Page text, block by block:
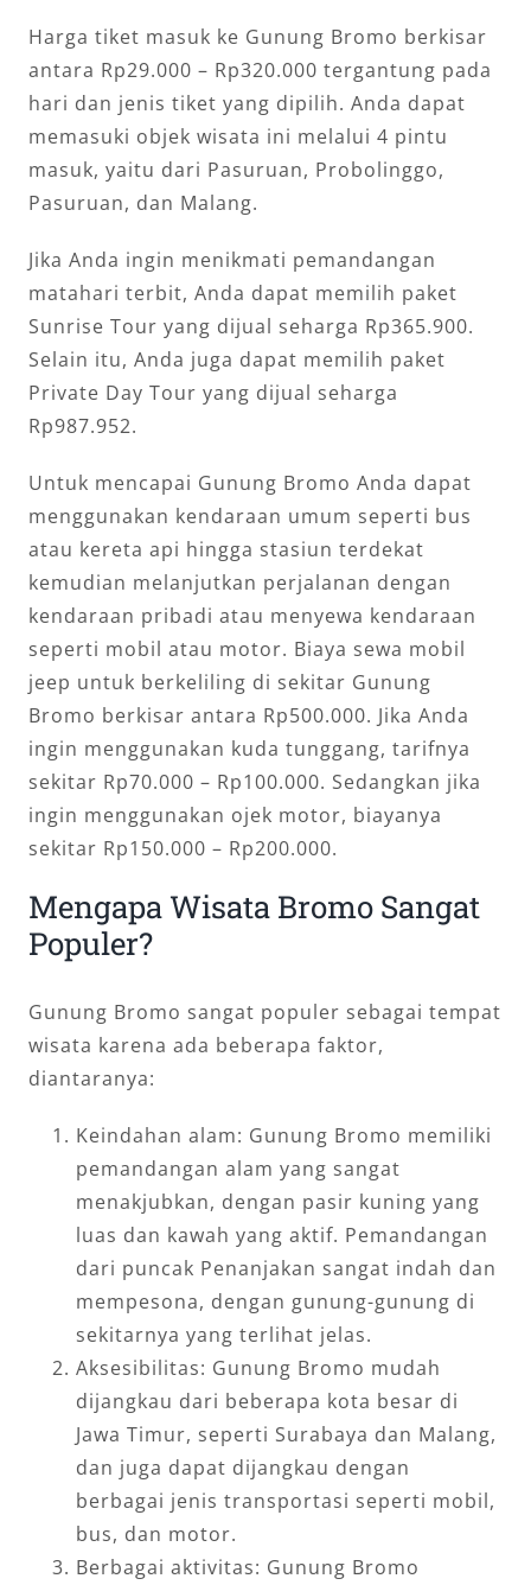
Harga tiket masuk ke Gunung Bromo berkisar
antara Rp29.000 – Rp320.000 tergantung pada
hari dan jenis tiket yang dipilih. Anda dapat
memasuki objek wisata ini melalui 4 pintu
masuk, yaitu dari Pasuruan, Probolinggo,
Pasuruan, dan Malang.
Jika Anda ingin menikmati pemandangan
matahari terbit, Anda dapat memilih paket
Sunrise Tour yang dijual seharga Rp365.900.
Selain itu, Anda juga dapat memilih paket
Private Day Tour yang dijual seharga
Rp987.952.
Untuk mencapai Gunung Bromo Anda dapat
menggunakan kendaraan umum seperti bus
atau kereta api hingga stasiun terdekat
kemudian melanjutkan perjalanan dengan
kendaraan pribadi atau menyewa kendaraan
seperti mobil atau motor. Biaya sewa mobil
jeep untuk berkeliling di sekitar Gunung
Bromo berkisar antara Rp500.000. Jika Anda
ingin menggunakan kuda tunggang, tarifnya
sekitar Rp70.000 – Rp100.000. Sedangkan jika
ingin menggunakan ojek motor, biayanya
sekitar Rp150.000 – Rp200.000.
Mengapa Wisata Bromo Sangat
Populer?
Gunung Bromo sangat populer sebagai tempat
wisata karena ada beberapa faktor,
diantaranya:
Keindahan alam: Gunung Bromo memiliki
pemandangan alam yang sangat
menakjubkan, dengan pasir kuning yang
luas dan kawah yang aktif. Pemandangan
dari puncak Penanjakan sangat indah dan
mempesona, dengan gunung-gunung di
sekitarnya yang terlihat jelas.
Aksesibilitas: Gunung Bromo mudah
dijangkau dari beberapa kota besar di
Jawa Timur, seperti Surabaya dan Malang,
dan juga dapat dijangkau dengan
berbagai jenis transportasi seperti mobil,
bus, dan motor.
Berbagai aktivitas: Gunung Bromo